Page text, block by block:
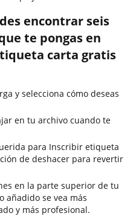
encontrar seis
te pongas en
carta gratis
y selecciona cómo deseas
en tu archivo cuando te
para Inscribir etiqueta
de deshacer para revertir
en la parte superior de tu
añadido se vea más
y más profesional.